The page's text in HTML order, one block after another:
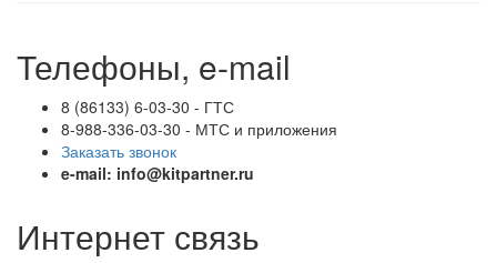
Телефоны, e-mail
8 (86133) 6-03-30 - ГТС
8-988-336-03-30 - МТС и приложения
Заказать звонок
e-mail: info@kitpartner.ru
Интернет связь